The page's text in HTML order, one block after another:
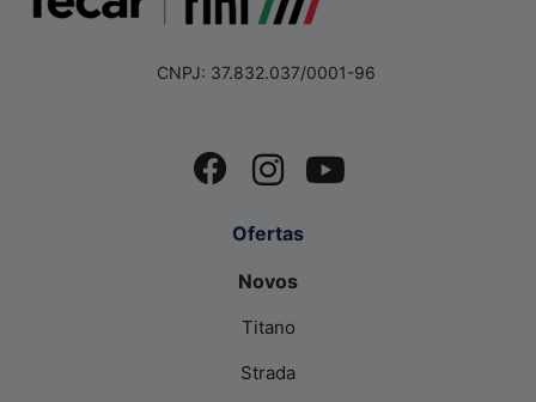
CNPJ: 37.832.037/0001-96
Ofertas
Novos
Titano
Strada